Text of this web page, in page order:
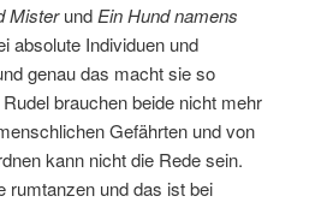
Misterund Ein Hund namens
absolute Individuen und
genau das macht sie so
brauchen beide nicht mehr
Gefährten und von
kann nicht die Rede sein.
rumtanzen und das ist bei